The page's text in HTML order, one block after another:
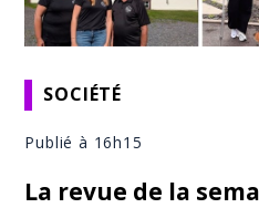
SOCIÉTÉ
Publié à 16h15
La revue de la